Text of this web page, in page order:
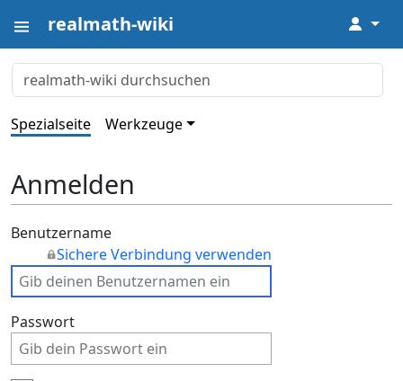
realmath-wiki ↓
Spezialseite Werkzeuge
Anmelden
Benutzername
Sichere Verbindung verwenden
Passwort